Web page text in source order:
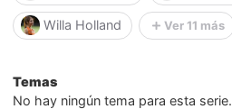
Willa Holland Ver 11 más
Temas
No hay ningún tema para esta serie.